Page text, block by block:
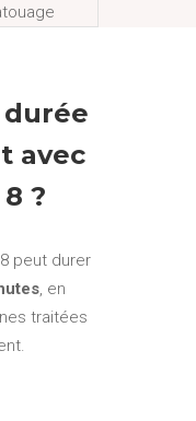
durée
avec
?
peut durer
, en
traitées